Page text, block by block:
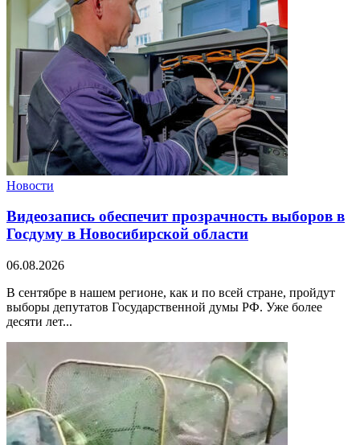
Новости
Видеозапись обеспечит прозрачность выборов в
Госдуму в Новосибирской области
06.08.2026
В сентябре в нашем регионе, как и по всей стране, пройдут
выборы депутатов Государственной думы РФ. Уже более
десяти лет...